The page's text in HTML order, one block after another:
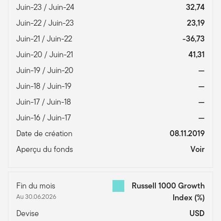
Juin-23 / Juin-24
32,74
Juin-22 / Juin-23
23,19
Juin-21 / Juin-22
-36,73
Juin-20 / Juin-21
41,31
Juin-19 / Juin-20
—
Juin-18 / Juin-19
—
Juin-17 / Juin-18
—
Juin-16 / Juin-17
—
Date de création
08.11.2019
Aperçu du fonds
Voir
Fin du mois
Au 30.06.2026
Russell 1000 Growth
Index (%)
Devise
USD